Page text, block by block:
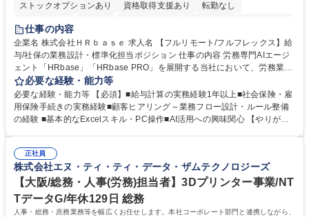
ストックオプションあり
資格取得支援あり
転勤なし
時短勤務あり
服装自由
仕事の内容
企業名 株式会社ＨＲｂａｓｅ 求人名 【フルリモート/フルフレックス】給
与/社保の業務設計・標準化担当ポジション 仕事の内容 労務専門AIエージ
ェント「HRbase」「HRbase PRO」を展開する当社において、労務業務
のオペレーション設計担当をクライアントの課題や要望をヒアリングし、
業務設計やシステム設定へと落とし込むポジションです。 【具体的に
は】・業務オペレーション設計（要件定義/顧客ヒアリング/業務オペレー
ションの洗い出し、ルール整備、システム設定) ・業務マニュアル作成、
（年調等の年次業務など） 募集職種 【フルリモート/フルフレックス】給
与/社保の業務設計・標準化担当ポジション
必要な経験・能力等
必要な経験・能力等 【必須】■給与計算の実務経験1年以上■社会保険・雇
用保険手続きの実務経験■顧客ヒアリング～業務フロー設計・ルール整備
の経験 ■基本的なExcelスキル・PC操作■AI活用への興味関心 【やりが
る設計にとどまらず、ご自身が現場のエキスパートとしてオペレーション
を実行する機会もあり、実務と改善の両面でスキルを発揮できる環境で
す。 学歴・資格 学歴：大学院 大学 高専 短大 専修学校 高校 語学力： 資
格：
正社員
株式会社エヌ・ティ・ティ・データ・ザムテクノロジーズ
【大阪/総務・人事(労務)担当者】3Dプリンター事業/NT
TデータG/年休129日 総務
人事・総務・庶務業務等を幅広くお任せします。本社コーポレート部門と連携しながら、